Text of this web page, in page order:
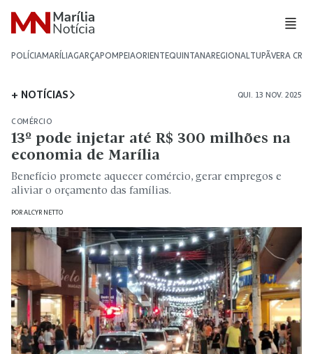
POLÍCIAMARÍLIAGARÇAPOMPEIAORIENTEQUINTANAREGIONALTUPÃVERA CRUZ
+ NOTÍCIAS QUI. 13 NOV. 2025
COMÉRCIO
13º pode injetar até R$ 300 milhões na
economia de Marília
Benefício promete aquecer comércio, gerar empregos e
aliviar o orçamento das famílias.
PORALCYR NETTO